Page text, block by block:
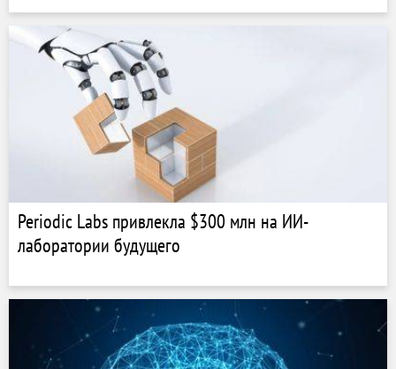
Periodic Labs привлекла $300 млн на ИИ-
лаборатории будущего